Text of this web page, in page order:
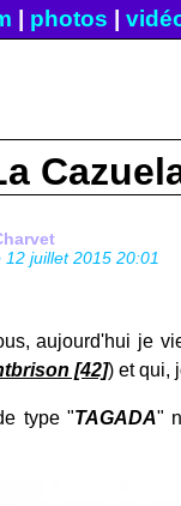
photos
12 juillet 2015 20:01
aujourd'hui je
[42]) et qui,
type "TAGADA"